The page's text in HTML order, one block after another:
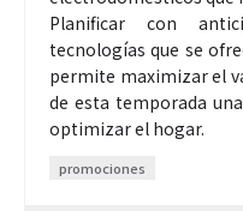
Planificar con
tecnologías que se
permite maximizar el
de esta temporada
optimizar el hogar.
promociones